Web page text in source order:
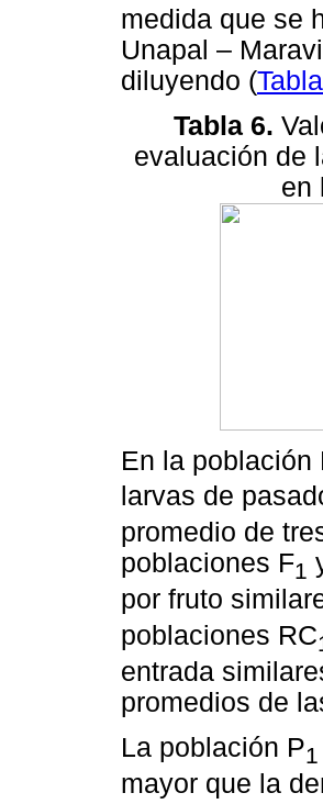
medida que se
Unapal –
diluyendo (
Tabla 6.
evaluación de
en
En la población
larvas de
promedio de
poblaciones F1
por fruto
poblaciones RC
entrada
promedios de
La población P1
mayor que la